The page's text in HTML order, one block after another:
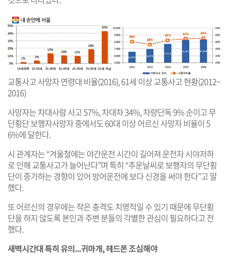
교통사고 사망자 연령대 비율(2016), 61세 이상 교통사고 현황(2012~
2016)
사망자는 차대사람 사고 57%, 차대차 34%, 차량단독 9% 순이고 무
단횡단 보행자사망자 중에서도 60대 이상 어르신 사망자 비율이 5
6%에 달한다.
시 관계자는 “겨울철에는 야간운전 시간이 길어져 운전자 시야저하
로 인해 교통사고가 늘어난다”며 특히 “추운날씨로 보행자의 무단횡
단이 증가하는 경향이 있어 방어운전에 보다 신경을 써야 한다”고 말
했다.
또 어르신의 경우에는 작은 충격도 치명적일 수 있기 때문에 무단횡
단을 하지 않도록 본인과 주변 분들의 각별한 관심이 필요하다고 전
했다.
새벽시간대 특히 유의...귀마개, 헤드폰 조심해야